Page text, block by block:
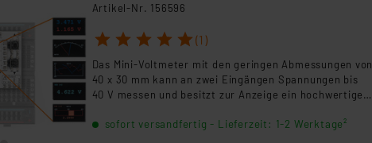
Artikel-Nr. 156596
1 2 3 4 5 (1)
Das Mini-Voltmeter mit den geringen Abmessungen von
40 x 30 mm kann an zwei Eingängen Spannungen bis
40 V messen und besitzt zur Anzeige ein hochwertiges
sofort versandfertig - Lieferzeit: 1-2 Werktage²